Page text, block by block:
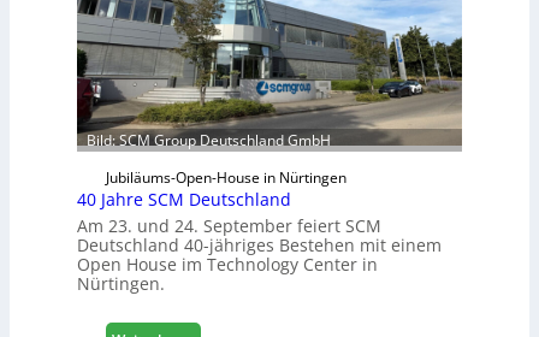
f
ü
r
D
a
c
h
+
H
o
l
z
0
Bild: SCM Group Deutschland GmbH
Jubiläums-Open-House in Nürtingen
40 Jahre SCM Deutschland
Am 23. und 24. September feiert SCM
Deutschland 40-jähriges Bestehen mit einem
Open House im Technology Center in
Nürtingen.